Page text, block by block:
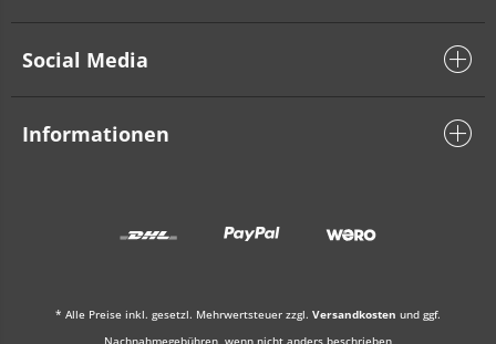
Social Media
Informationen
* Alle Preise inkl. gesetzl. Mehrwertsteuer zzgl. Versandkosten und ggf.